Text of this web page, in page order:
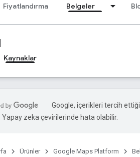
Fiyatlandırma Belgeler
Kaynaklar
Google, içerikleri tercih
Yapay zeka çevirilerinde hata olabilir.
Ürünler Google Maps Platform